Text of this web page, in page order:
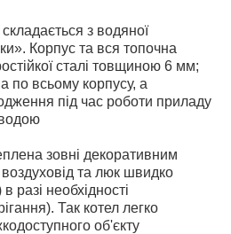
з водяної
Корпус та вся топочна
сталі товщиною 6 мм;
по всьому корпусу, а
під час роботи приладу
зовні декоративним
та люк швидко
разі необхідності
Так котел легко
об'єкту